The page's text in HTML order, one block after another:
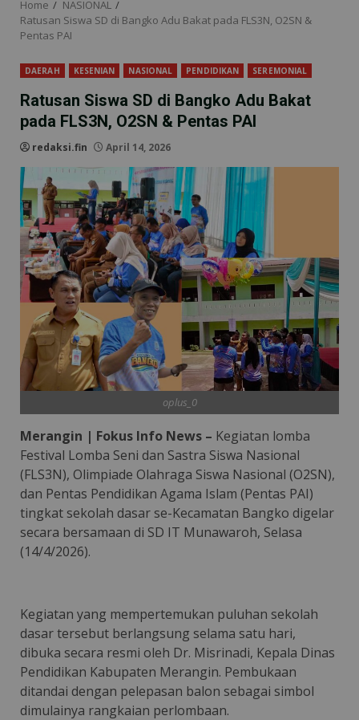
Home
NASIONAL
Ratusan Siswa SD di Bangko Adu Bakat pada FLS3N, O2SN &
Pentas PAI
DAERAH KESENIAN NASIONAL PENDIDIKAN SEREMONIAL
Ratusan Siswa SD di Bangko Adu Bakat
pada FLS3N, O2SN & Pentas PAI
redaksi.fin April 14, 2026
oplus_0
Merangin | Fokus Info News – Kegiatan lomba
Festival Lomba Seni dan Sastra Siswa Nasional
(FLS3N), Olimpiade Olahraga Siswa Nasional (O2SN),
dan Pentas Pendidikan Agama Islam (Pentas PAI)
tingkat sekolah dasar se-Kecamatan Bangko digelar
secara bersamaan di SD IT Munawaroh, Selasa
(14/4/2026).
Kegiatan yang mempertemukan puluhan sekolah
dasar tersebut berlangsung selama satu hari,
dibuka secara resmi oleh Dr. Misrinadi, Kepala Dinas
Pendidikan Kabupaten Merangin. Pembukaan
ditandai dengan pelepasan balon sebagai simbol
dimulainya rangkaian perlombaan.